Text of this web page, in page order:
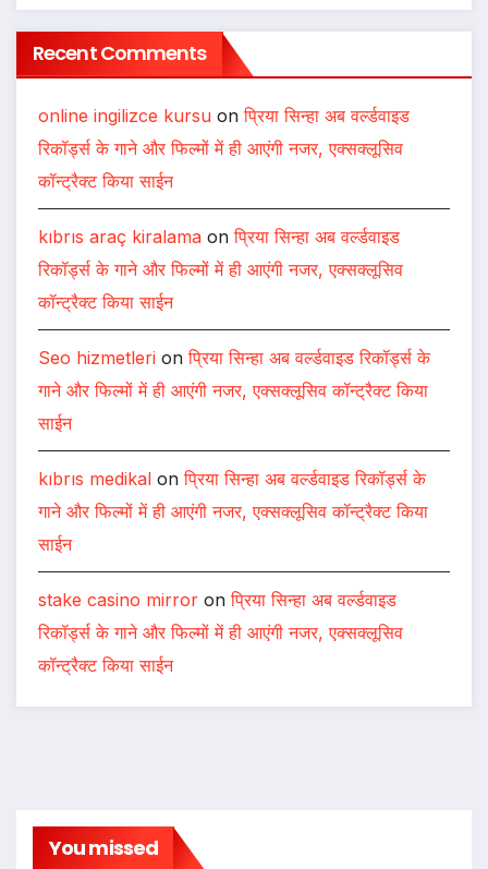
Recent Comments
online ingilizce kursu onप्रिया सिन्हा अब वर्ल्डवाइड
रिकॉर्ड्स के गाने और फिल्मों में ही आएंगी नजर, एक्सक्लूसिव
कॉन्ट्रैक्ट किया साईन
kıbrıs araç kiralama onप्रिया सिन्हा अब वर्ल्डवाइड
रिकॉर्ड्स के गाने और फिल्मों में ही आएंगी नजर, एक्सक्लूसिव
कॉन्ट्रैक्ट किया साईन
Seo hizmetleri onप्रिया सिन्हा अब वर्ल्डवाइड रिकॉर्ड्स के
गाने और फिल्मों में ही आएंगी नजर, एक्सक्लूसिव कॉन्ट्रैक्ट किया
साईन
kıbrıs medikal onप्रिया सिन्हा अब वर्ल्डवाइड रिकॉर्ड्स के
गाने और फिल्मों में ही आएंगी नजर, एक्सक्लूसिव कॉन्ट्रैक्ट किया
साईन
stake casino mirror onप्रिया सिन्हा अब वर्ल्डवाइड
रिकॉर्ड्स के गाने और फिल्मों में ही आएंगी नजर, एक्सक्लूसिव
कॉन्ट्रैक्ट किया साईन
You missed